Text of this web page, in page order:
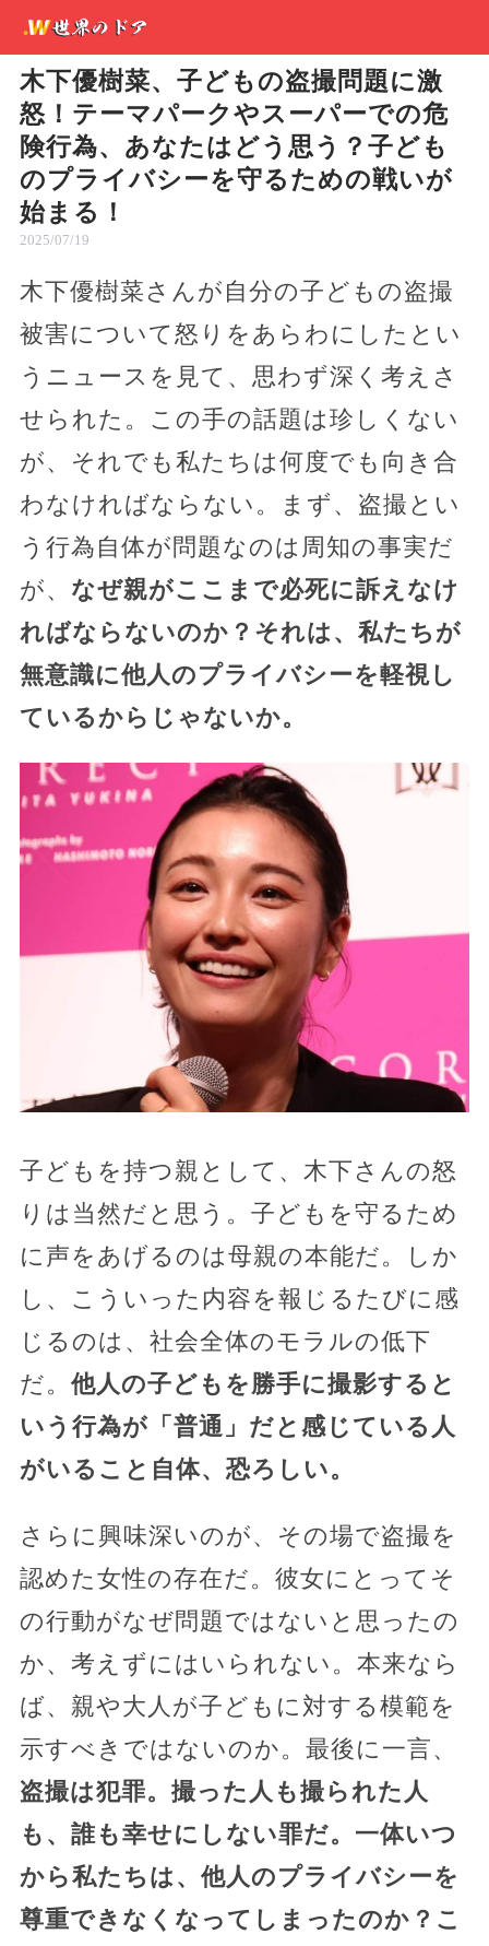
木下優樹菜、子どもの盗撮問題に激
怒！テーマパークやスーパーでの危
険行為、あなたはどう思う？子ども
のプライバシーを守るための戦いが
始まる！
2025/07/19
木下優樹菜さんが自分の子どもの盗撮
被害について怒りをあらわにしたとい
うニュースを見て、思わず深く考えさ
せられた。この手の話題は珍しくない
が、それでも私たちは何度でも向き合
わなければならない。まず、盗撮とい
う行為自体が問題なのは周知の事実だ
が、 なぜ親がここまで必死に訴えなけ
ればならないのか？それは、私たちが
無意識に他人のプライバシーを軽視し
ているからじゃないか。
子どもを持つ親として、木下さんの怒
りは当然だと思う。子どもを守るため
に声をあげるのは母親の本能だ。しか
し、こういった内容を報じるたびに感
じるのは、社会全体のモラルの低下
だ。 他人の子どもを勝手に撮影すると
いう行為が「普通」だと感じている人
がいること自体、恐ろしい。
さらに興味深いのが、その場で盗撮を
認めた女性の存在だ。彼女にとってそ
の行動がなぜ問題ではないと思ったの
か、考えずにはいられない。本来なら
ば、親や大人が子どもに対する模範を
示すべきではないのか。最後に一言、
盗撮は犯罪。撮った人も撮られた人
も、誰も幸せにしない罪だ。一体いつ
から私たちは、他人のプライバシーを
尊重できなくなってしまったのか？こ